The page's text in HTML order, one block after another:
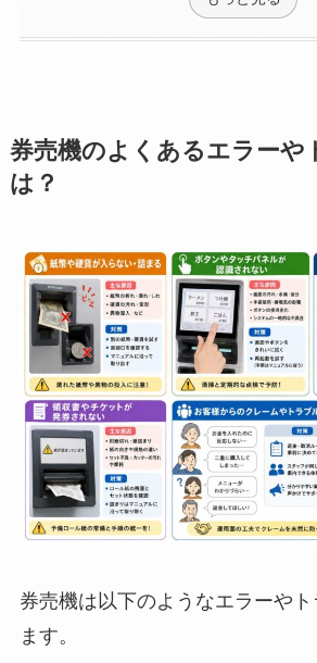
券売機のよくあるエラーや
は？
券売機は以下のようなエラーや
ます。